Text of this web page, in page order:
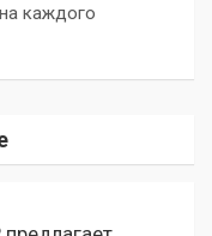
каждого